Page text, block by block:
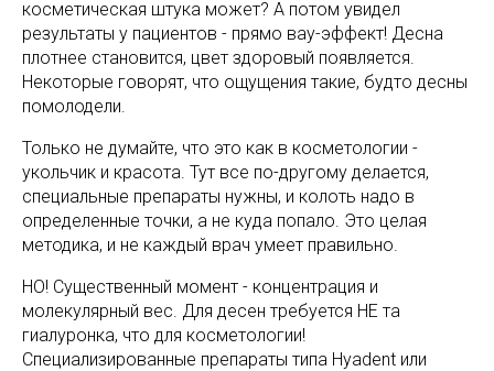
косметическая штука может? А потом увидел
результаты у пациентов - прямо вау-эффект! Десна
плотнее становится, цвет здоровый появляется.
Некоторые говорят, что ощущения такие, будто десны
помолодели.
Только не думайте, что это как в косметологии -
укольчик и красота. Тут все по-другому делается,
специальные препараты нужны, и колоть надо в
определенные точки, а не куда попало. Это целая
методика, и не каждый врач умеет правильно.
НО! Существенный момент - концентрация и
молекулярный вес. Для десен требуется НЕ та
гиалуронка, что для косметологии!
Специализированные препараты типа Hyadent или